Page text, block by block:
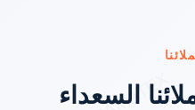
السعداء